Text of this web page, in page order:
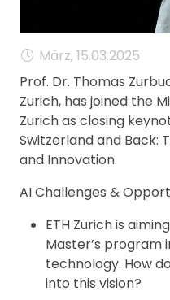
März, 15.03.2025
Prof. Dr. Thomas
Zurich, has joined the
Zurich as closing
Switzerland and Back:
and Innovation.
AI Challenges &
ETH Zurich is
Master’s program
technology. How
into this vision?